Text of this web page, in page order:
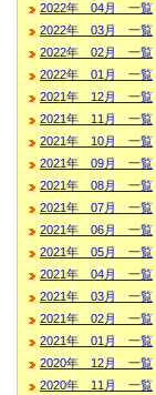
2022年 04月 一覧
2022年 03月 一覧
2022年 02月 一覧
2022年 01月 一覧
2021年 12月 一覧
2021年 11月 一覧
2021年 10月 一覧
2021年 09月 一覧
2021年 08月 一覧
2021年 07月 一覧
2021年 06月 一覧
2021年 05月 一覧
2021年 04月 一覧
2021年 03月 一覧
2021年 02月 一覧
2021年 01月 一覧
2020年 12月 一覧
2020年 11月 一覧